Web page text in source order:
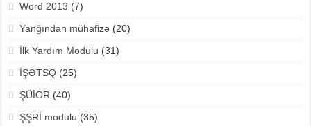
Word 2013 (7)
Yanğından mühafizə(20)
İlk Yardım Modulu (31)
İŞƏTSQ(25)
ŞÜİOR (40)
ŞŞRİ modulu (35)